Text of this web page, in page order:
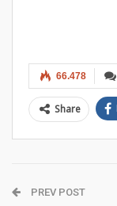
66.478
Share
PREV POST